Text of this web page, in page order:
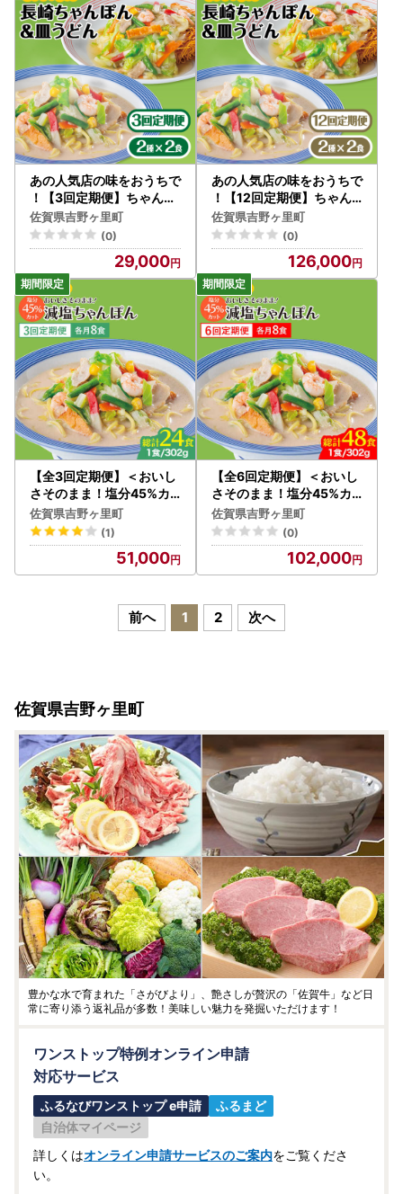
あの人気店の味をおうちで
！【3回定期便】ちゃんぽ
ん・皿うどんセット4食セ
ット（各2食） リンガーハ
ット 長崎ちゃんぽん チャ
ンポン うどん[FBI014]
佐賀県吉野ヶ里町
(0)
29,000
あの人気店の味をおうちで
！【12回定期便】ちゃん
ぽん・皿うどんセット4食
セット（各2食） リンガー
ハット 長崎ちゃんぽん チ
ャンポン うどん[FBI016]
佐賀県吉野ヶ里町
(0)
126,000
【全3回定期便】＜おいし
さそのまま！塩分45%カ
ット＞リンガーハット 減
塩ちゃんぽん 8食セット
冷凍 国産 吉野ヶ里町/リン
ガーフーズ 長崎ちゃんぽ
ん チャンポン うどん 冷凍
んぽん麺 ランチ リンガー
メニュー 送料無料[FBI02
佐賀県吉野ヶ里町
(1)
51,000
【全6回定期便】＜おいし
さそのまま！塩分45%カ
ット＞リンガーハット 減
塩ちゃんぽん 8食セット
冷凍 国産 吉野ヶ里町/リン
ガーフーズ 長崎ちゃんぽ
ん チャンポン うどん 冷凍
んぽん麺 ランチ リンガー
メニュー 送料無料[FBI02
佐賀県吉野ヶ里町
(0)
102,000
前へ 1 2 次へ
佐賀県吉野ヶ里町
豊かな水で育まれた「さがびより」、艶さしが贅沢の「佐賀牛」など日
常に寄り添う返礼品が多数！美味しい魅力を発掘いただけます！
ワンストップ特例オンライン申請
対応サービス
ふるなびワンストップ e申請
ふるまど
自治体マイページ
詳しくはオンライン申請サービスのご案内をご覧くださ
い。